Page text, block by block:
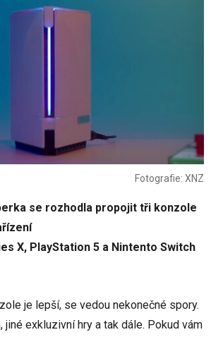
Fotografie: XNZ
se rozhodla propojit tři konzole
X, PlayStation 5 a Nintento Switch
je lepší, se vedou nekonečné spory.
jiné exkluzivní hry a tak dále. Pokud vám